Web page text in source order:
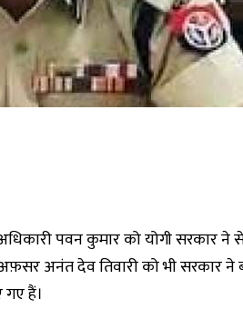
पवन कुमार को योगी सरकार ने
अनंत देव तिवारी को भी सरकार ने
हैं।